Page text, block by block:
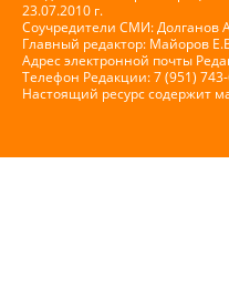
23.07.2010 г.
Соучредители СМИ: Долганов
Главный редактор: Майоров
Адрес электронной почты
Телефон Редакции: 7 (951)
Настоящий ресурс содержит